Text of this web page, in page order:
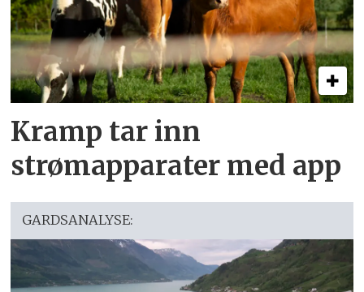
Kramp tar inn
strømapparater med app
GARDSANALYSE: